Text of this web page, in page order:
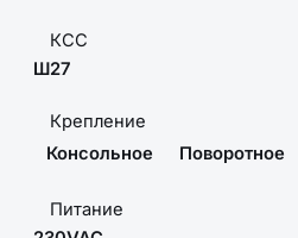
КСС
Ш27
Крепление
Консольное
Поворотное
Питание